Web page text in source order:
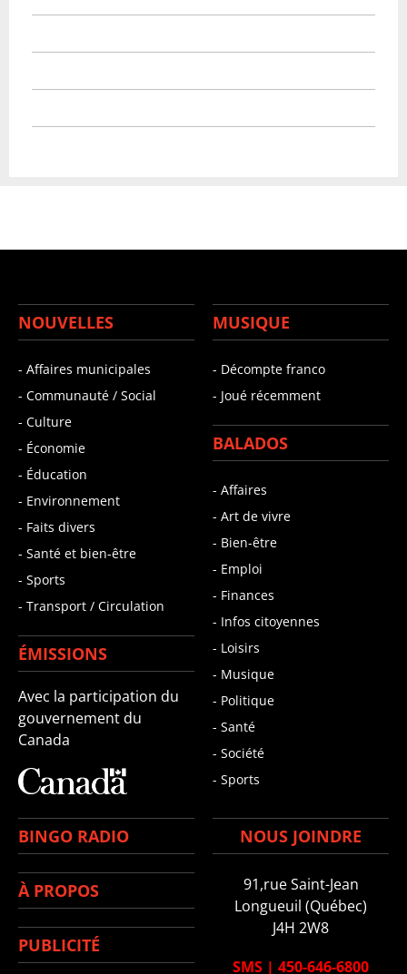
NOUVELLES
- Affaires municipales
- Communauté / Social
- Culture
- Économie
- Éducation
- Environnement
- Faits divers
- Santé et bien-être
- Sports
- Transport / Circulation
ÉMISSIONS
Avec la participation du
gouvernement du
Canada
MUSIQUE
- Décompte franco
- Joué récemment
BALADOS
- Affaires
- Art de vivre
- Bien-être
- Emploi
- Finances
- Infos citoyennes
- Loisirs
- Musique
- Politique
- Santé
- Société
- Sports
BINGO RADIO
À PROPOS
PUBLICITÉ
NOUS JOINDRE
91,rue Saint-Jean
Longueuil (Québec)
J4H 2W8
SMS | 450-646-6800